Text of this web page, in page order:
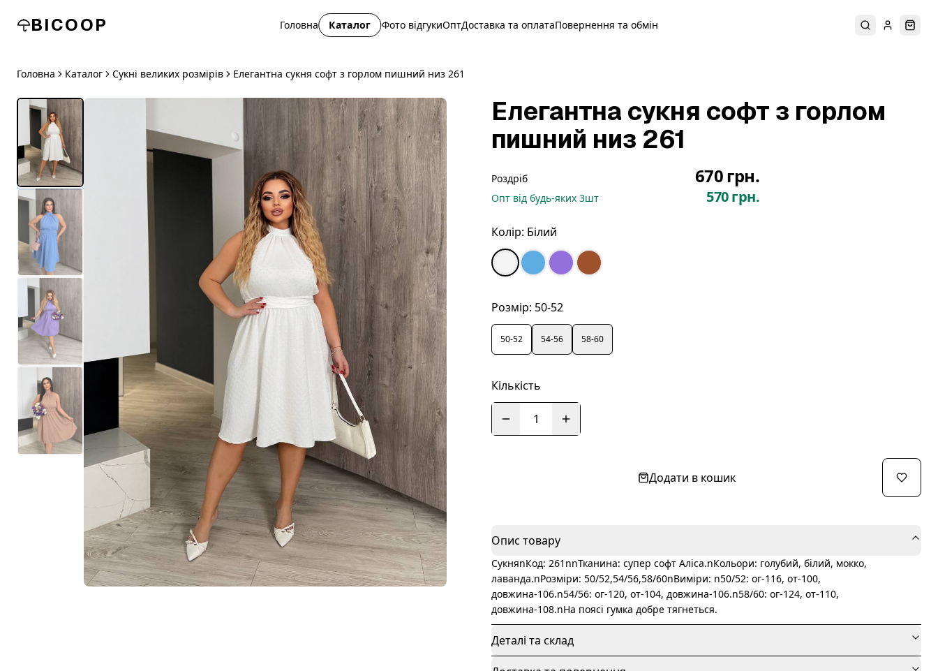
BICOOP Головна Каталог Фото відгукиОптДоставка та оплатаПовернення та обмін ПошукУвійти
Головна Каталог Сукні великих розмірів Елегантна сукня софт з горлом пишний низ 261
Елегантна сукня софт з горлом
пишний низ 261
Роздріб 670 грн.
Опт від будь-яких 3шт 570 грн.
Колір: Білий
Розмір: 50-52
50-52 54-56 58-60
Кількість
1
Додати в кошик
Опис товару
СукняnКод: 261nnТканина: супер софт Аліса.nКольори: голубий, білий, мокко,
лаванда.nРозміри: 50/52,54/56,58/60nВиміри: n50/52: ог-116, от-100,
довжина-106.n54/56: ог-120, от-104, довжина-106.n58/60: ог-124, от-110,
довжина-108.nНа поясі гумка добре тягнеться.
Деталі та склад